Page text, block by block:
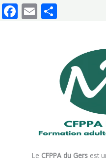
F E
er
Le CFPPA du Gers est